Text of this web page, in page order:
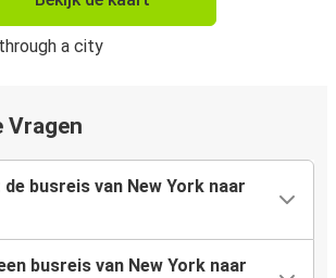
Vragen
busreis van New York naar
busreis van New York naar